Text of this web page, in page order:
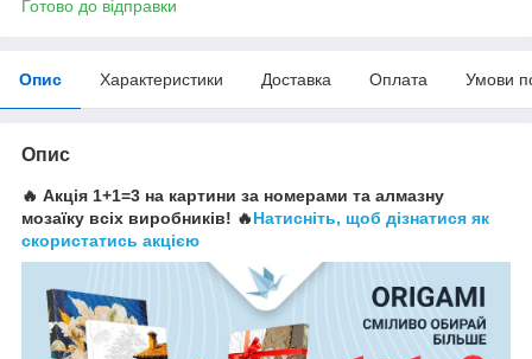
Готово до відправки
Опис Характеристики Доставка Оплата Умови
Опис
🔥 Акція 1+1=3 на картини за номерами та алмазну
мозаїку всіх виробників! 🔥Натисніть, щоб дізнатися як
скористатись акцією